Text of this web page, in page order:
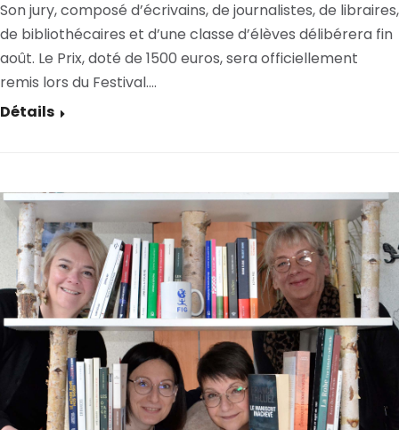
Son jury, composé d’écrivains, de journalistes, de libraires,
de bibliothécaires et d’une classe d’élèves délibérera fin
août. Le Prix, doté de 1500 euros, sera officiellement
remis lors du Festival.…
Détails